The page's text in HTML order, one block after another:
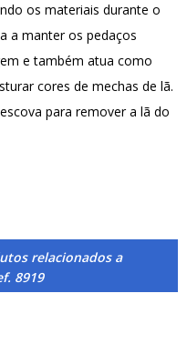
os materiais durante o
a manter os pedaços
e também atua como
cores de mechas de lã.
para remover a lã do
relacionados a
8919